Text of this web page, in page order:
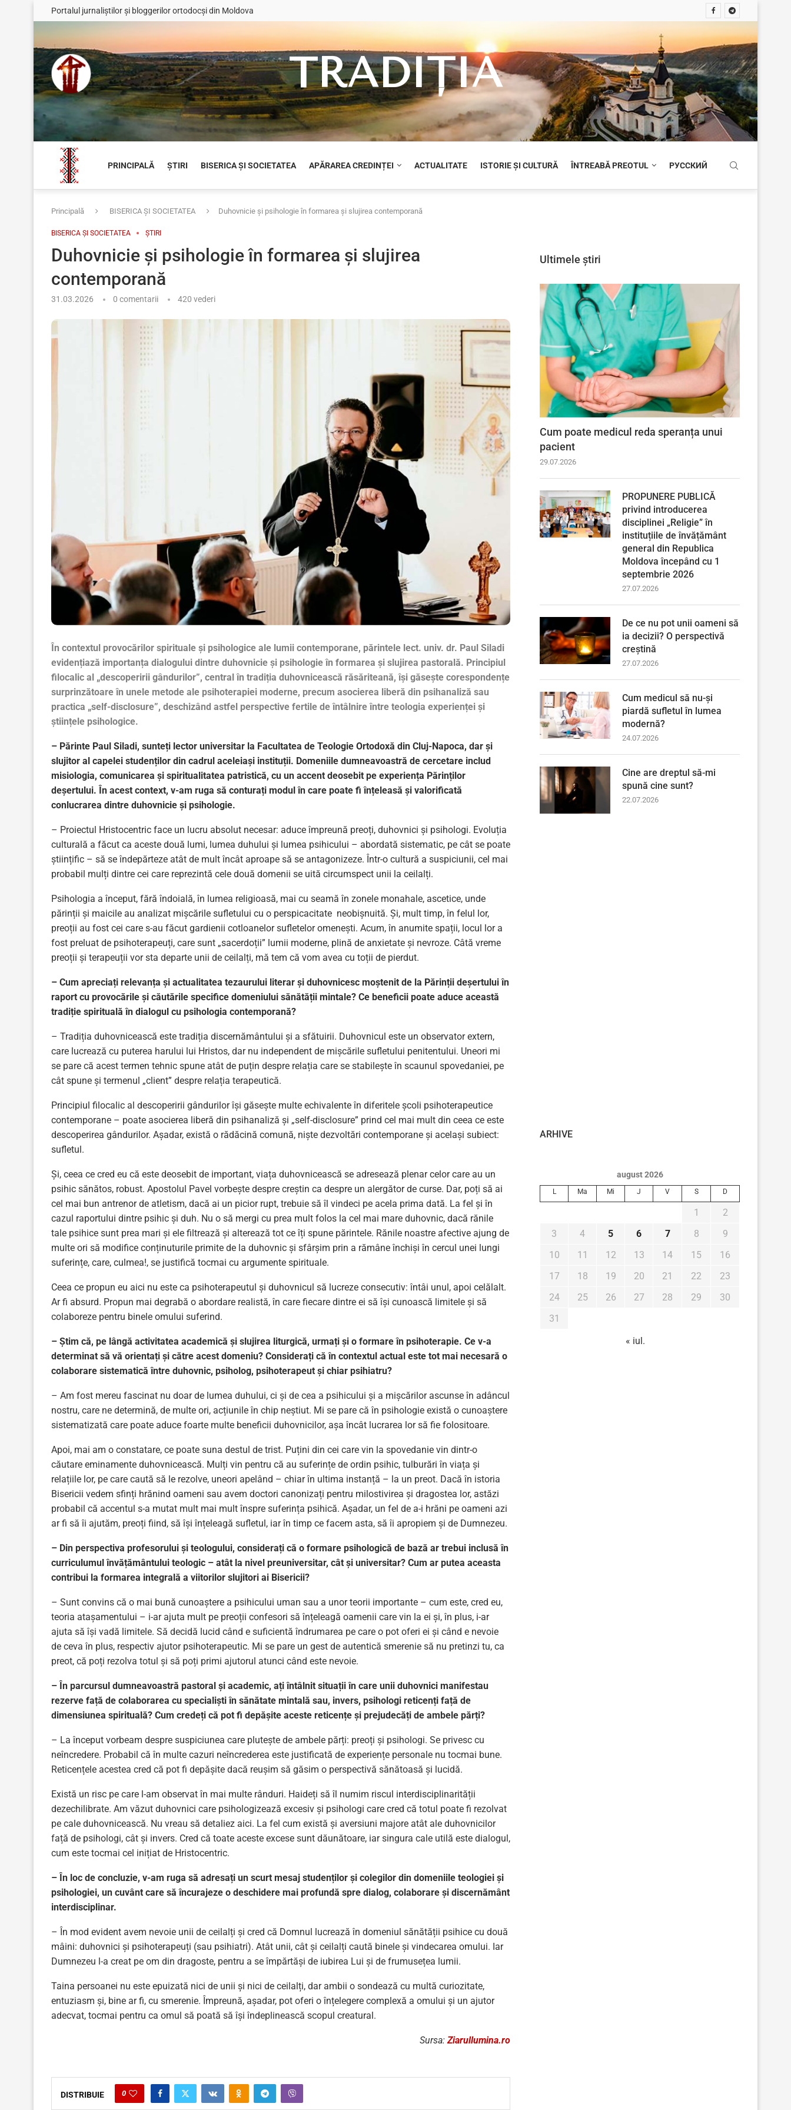
Portalul jurnaliștilor și bloggerilor ortodocși din Moldova
TRADIȚIA
PRINCIPALĂ ȘTIRI BISERICA ȘI SOCIETATEA APĂRAREA CREDINȚEI ACTUALITATE ISTORIE ȘI CULTURĂ ÎNTREABĂ PREOTUL РУССКИЙ
Principală BISERICA ȘI SOCIETATEA Duhovnicie și psihologie în formarea și slujirea contemporană
BISERICA ȘI SOCIETATEA ȘTIRI
Duhovnicie și psihologie în formarea și slujirea
contemporană
31.03.2026 0 comentarii 420 vederi
În contextul provocărilor spirituale și psihologice ale lumii contemporane, părintele lect. univ. dr. Paul Siladi
evidențiază importanța dialogului dintre duhovnicie și psihologie în formarea și slujirea pastorală. Principiul
filocalic al „descoperirii gândurilor”, central în tradiția duhovnicească răsăriteană, își găsește corespondențe
surprinzătoare în unele metode ale psihoterapiei moderne, precum asocierea liberă din psihanaliză sau
practica „self-disclosure”, deschizând astfel perspective fertile de întâlnire între teologia experienței și
științele psihologice.
– Părinte Paul Siladi, sunteți lector universitar la Facultatea de Teologie Ortodoxă din Cluj-Napoca, dar și
slujitor al capelei studenților din cadrul aceleiași instituții. Domeniile dumneavoastră de cercetare includ
misiologia, comunicarea și spiritualitatea patristică, cu un accent deosebit pe experiența Părinților
deșertului. În acest context, v-am ruga să conturați modul în care poate fi înțeleasă și valorificată
conlucrarea dintre duhovnicie și psihologie.
– Proiectul Hristocentric face un lucru absolut necesar: aduce împreună preoți, duhovnici și psihologi. Evoluția
culturală a făcut ca aceste două lumi, lumea duhului și lumea psihicului – abordată sistematic, pe cât se poate
științific – să se îndepărteze atât de mult încât aproape să se antagonizeze. Într-o cultură a suspiciunii, cel mai
probabil mulți dintre cei care reprezintă cele două domenii se uită circumspect unii la ceilalți.
Psihologia a început, fără îndoială, în lumea religioasă, mai cu seamă în zonele monahale, ascetice, unde
părinții și maicile au analizat mișcările sufletului cu o perspicacitate neobiș­nuită. Și, mult timp, în felul lor,
preoții au fost cei care s-au făcut gardienii cotloanelor sufletelor omenești. Acum, în anumite spații, locul lor a
fost preluat de psihoterapeuți, care sunt „sacerdoții” lumii moderne, plină de anxietate și nevroze. Câtă vreme
preoții și terapeuții vor sta departe unii de ceilalți, mă tem că vom avea cu toții de pierdut.
– Cum apreciați relevanța și actualitatea tezaurului literar și duhovnicesc moștenit de la Părinții deșertului în
raport cu provocările și căutările specifice domeniului sănătății mintale? Ce beneficii poate aduce această
tradiție spirituală în dialogul cu psihologia contemporană?
– Tradiția duhovnicească este tradiția discernământului și a sfătuirii. Duhovnicul este un observator extern,
care lucrează cu puterea harului lui Hristos, dar nu independent de mișcările sufletului penitentului. Uneori mi
se pare că acest termen tehnic spune atât de puțin despre relația care se stabilește în scaunul spovedaniei, pe
cât spune și termenul „client” despre relația terapeutică.
Principiul filocalic al descoperirii gândurilor își găsește multe echivalente în diferitele școli psihoterapeutice
contemporane – poate asocierea liberă din psihanaliză și „self-disclosure” prind cel mai mult din ceea ce este
descoperirea gândurilor. Așadar, există o rădăcină comună, niște dezvoltări contemporane și același subiect:
sufletul.
Și, ceea ce cred eu că este deosebit de important, viața duhovnicească se adresează plenar celor care au un
psihic sănătos, robust. Apostolul Pavel vorbește despre creștin ca despre un alergător de curse. Dar, poți să ai
cel mai bun antrenor de atletism, dacă ai un picior rupt, trebuie să îl vindeci pe acela prima dată. La fel și în
cazul raportului dintre psihic și duh. Nu o să mergi cu prea mult folos la cel mai mare duhovnic, dacă rănile
tale psihice sunt prea mari și ele filtrează și alterează tot ce îți spune părintele. Rănile noastre afective ajung de
multe ori să modifice conținuturile primite de la duhovnic și sfârșim prin a rămâne închiși în cercul unei lungi
suferințe, care, culmea!, se justifică tocmai cu argumente spirituale.
Ceea ce propun eu aici nu este ca psihoterapeutul și duhovnicul să lucreze consecutiv: întâi unul, apoi celălalt.
Ar fi absurd. Propun mai degrabă o abordare realistă, în care fiecare dintre ei să își cunoască limitele și să
colaboreze pentru binele omului suferind.
– Știm că, pe lângă activitatea academică și slujirea liturgică, urmați și o formare în psihoterapie. Ce v-a
determinat să vă ori­entați și către acest domeniu? Considerați că în contextul actual este tot mai necesară o
colaborare sistematică între duhovnic, psiholog, psihoterapeut și chiar psihiatru?
– Am fost mereu fascinat nu doar de lumea duhului, ci și de cea a psihicului și a mișcărilor ascunse în adâncul
nostru, care ne determină, de multe ori, acțiunile în chip neștiut. Mi se pare că în psihologie există o cunoaștere
sistematizată care poate aduce foarte multe beneficii duhovnicilor, așa încât lucrarea lor să fie folositoare.
Apoi, mai am o constatare, ce poate suna destul de trist. Puțini din cei care vin la spovedanie vin dintr-o
căutare eminamente duhovnicească. Mulți vin pentru că au suferințe de ordin psihic, tulburări în viața și
relațiile lor, pe care caută să le rezolve, uneori apelând – chiar în ultima instanță – la un preot. Dacă în istoria
Bisericii vedem sfinți hrănind oameni sau avem doctori canonizați pentru milostivirea și dragostea lor, astăzi
probabil că accentul s-a mutat mult mai mult înspre suferința psihică. Așadar, un fel de a-i hrăni pe oameni azi
ar fi să îi ajutăm, preoți fiind, să își înțeleagă sufletul, iar în timp ce facem asta, să îi apropiem și de Dumnezeu.
– Din perspectiva profesorului și teologului, considerați că o formare psihologică de bază ar trebui inclusă în
curriculumul învățământului teologic – atât la nivel preuniversitar, cât și universitar? Cum ar putea aceasta
contribui la formarea integrală a viitorilor slujitori ai Bisericii?
– Sunt convins că o mai bună cunoaștere a psihicului uman sau a unor teorii importante – cum este, cred eu,
teoria atașamentului – i-ar ajuta mult pe preoții confesori să înțeleagă oamenii care vin la ei și, în plus, i-ar
ajuta să își vadă limitele. Să decidă lucid când e suficientă îndrumarea pe care o pot oferi ei și când e nevoie
de ceva în plus, respectiv ajutor psihoterapeutic. Mi se pare un gest de autentică smerenie să nu pretinzi tu, ca
preot, că poți rezolva totul și să poți primi ajutorul atunci când este nevoie.
– În parcursul dumneavoastră pastoral și academic, ați întâlnit situații în care unii duhovnici manifestau
rezerve față de colaborarea cu specialiști în sănătate mintală sau, invers, psihologi reticenți față de
dimensiunea spirituală? Cum credeți că pot fi depășite aceste reticențe și prejudecăți de ambele părți?
– La început vorbeam despre suspiciunea care plutește de ambele părți: preoți și psihologi. Se privesc cu
neîncredere. Probabil că în multe cazuri neîncrederea este justificată de expe­riențe personale nu tocmai bune.
Reticențele acestea cred că pot fi depășite dacă reușim să găsim o perspectivă sănătoasă și lucidă.
Există un risc pe care l-am observat în mai multe rânduri. Haideți să îl numim riscul inter­disciplinarității
dezechilibrate. Am văzut duhovnici care psihologizează excesiv și psihologi care cred că totul poate fi rezolvat
pe cale duhovnicească. Nu vreau să detaliez aici. La fel cum există și aversiuni majore atât ale duhovnicilor
față de psihologi, cât și invers. Cred că toate aceste excese sunt dăunătoare, iar singura cale utilă este dialogul,
cum este tocmai cel inițiat de Hristocentric.
– În loc de concluzie, v-am ruga să adresați un scurt mesaj studenților și colegilor din domeniile teologiei și
psihologiei, un cuvânt care să încurajeze o deschidere mai profundă spre dialog, colaborare și discernământ
interdisciplinar.
– În mod evident avem nevoie unii de ceilalți și cred că Domnul lucrează în domeniul sănătății psihice cu două
mâini: duhovnici și psihoterapeuți (sau psihiatri). Atât unii, cât și ceilalți caută binele și vindecarea omului. Iar
Dumnezeu l-a creat pe om din dragoste, pentru a se împărtăși de iubirea Lui și de frumusețea lumii.
Taina persoanei nu este epuizată nici de unii și nici de ceilalți, dar ambii o sondează cu multă curiozitate,
entuziasm și, bine ar fi, cu smerenie. Împreună, așadar, pot oferi o înțelegere complexă a omului și un ajutor
adecvat, tocmai pentru ca omul să poată să își îndeplinească scopul creatural.
Sursa: Ziarullumina.ro
DISTRIBUIE 0
Ultimele știri
Cum poate medicul reda speranța unui
pacient
29.07.2026
PROPUNERE PUBLICĂ
privind introducerea
disciplinei „Religie” în
instituțiile de învățământ
general din Republica
Moldova începând cu 1
septembrie 2026
27.07.2026
De ce nu pot unii oameni să
ia decizii? O perspectivă
creștină
27.07.2026
Cum medicul să nu-și
piardă sufletul în lumea
modernă?
24.07.2026
Cine are dreptul să-mi
spună cine sunt?
22.07.2026
ARHIVE
august 2026
L Ma Mi J V S D
1
2
3
4 5 6 7 8
9
10
11 12 13 14 15
16
17
18 19 20 21 22
23
24
25 26 27 28 29
30
31
« iul.